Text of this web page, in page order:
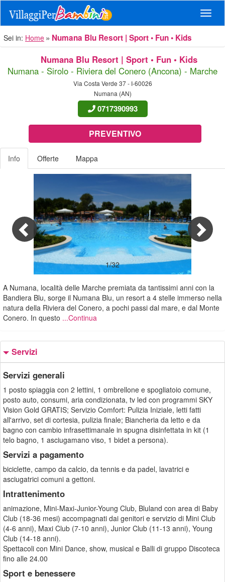
Sei in: Home Numana Blu Resort | Sport • Fun • Kids
Numana Blu Resort | Sport • Fun • Kids
Numana - Sirolo - Riviera del Conero (Ancona) - Marche
Via Costa Verde 37 - I-60026
Numana (AN)
0717390993
PREVENTIVO
Info Offerte Mappa
1/32
A Numana, località delle Marche premiata da tantissimi anni con la
Bandiera Blu, sorge il Numana Blu, un resort a 4 stelle immerso nella
natura della Riviera del Conero, a pochi passi dal mare, e dal Monte
Conero. In questo ...Continua
Servizi
Servizi generali
1 posto spiaggia con 2 lettini, 1 ombrellone e spogliatoio comune,
posto auto, consumi, aria condizionata, tv led con programmi SKY
Vision Gold GRATIS; Servizio Comfort: Pulizia Iniziale, letti fatti
all'arrivo, set di cortesia, pulizia finale; Biancheria da letto e da
bagno con cambio infrasettimanale in spugna disinfettata in kit (1
telo bagno, 1 asciugamano viso, 1 bidet a persona).
Servizi a pagamento
biciclette, campo da calcio, da tennis e da padel, lavatrici e
asciugatrici comuni a gettoni.
Intrattenimento
animazione, Mini-Maxi-Junior-Young Club, Bluland con area di Baby
Club (18-36 mesi) accompagnati dai genitori e servizio di Mini Club
(4-6 anni), Maxi Club (7-10 anni), Junior Club (11-13 anni), Young
Club (14-18 anni).
Spettacoli con Mini Dance, show, musical e Balli di gruppo Discoteca
fino alle 24.00
Sport e benessere